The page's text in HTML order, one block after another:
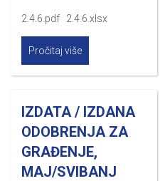
2.4.6.pdf 2.4.6.xlsx
Pročitaj više
IZDATA / IZDANA
ODOBRENJA ZA
GRAĐENJE,
MAJ/SVIBANJ